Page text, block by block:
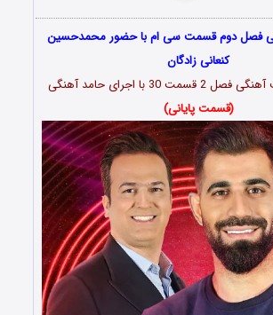
فصل دوم قسمت سی ام با حضور محمدحسین
کنعانی زادگان
2 قسمت 30 با اجرای حامد آهنگی
(قسمت پایانی)